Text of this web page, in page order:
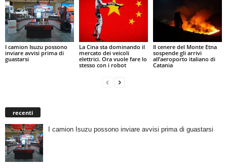
I camion Isuzu possono
inviare avvisi prima di
guastarsi
La Cina sta dominando il
mercato dei veicoli
elettrici. Ora vuole fare lo
stesso con i robot
Il cenere del Monte Etna
sospende gli arrivi
all’aeroporto italiano di
Catania
recenti
I camion Isuzu possono inviare avvisi prima di guastarsi